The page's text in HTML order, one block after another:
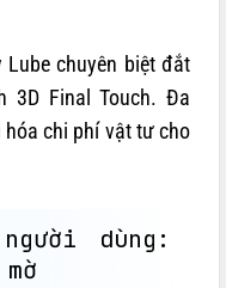
chuyên biệt đắt
3D Final Touch. Đa
chi phí vật tư cho
dùng: